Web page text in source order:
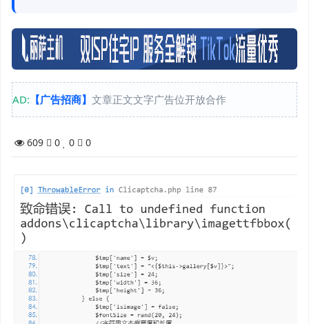
AD: 【广告招商】 文章正文文字广告位开放合作
609 0 0 0